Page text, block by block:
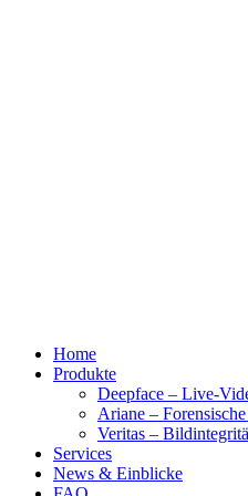
Home
Produkte
Deepface – Live-
Ariane –
Veritas –
Services
News & Einblicke